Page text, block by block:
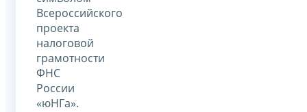
Всероссийского
проекта
налоговой
грамотности
ФНС
России
«юНГа».